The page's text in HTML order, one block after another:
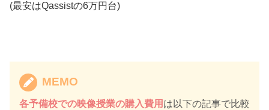
(最安はQassistの6万円台)
MEMO
各予備校での映像授業の購入費用 は以下の記事で比較